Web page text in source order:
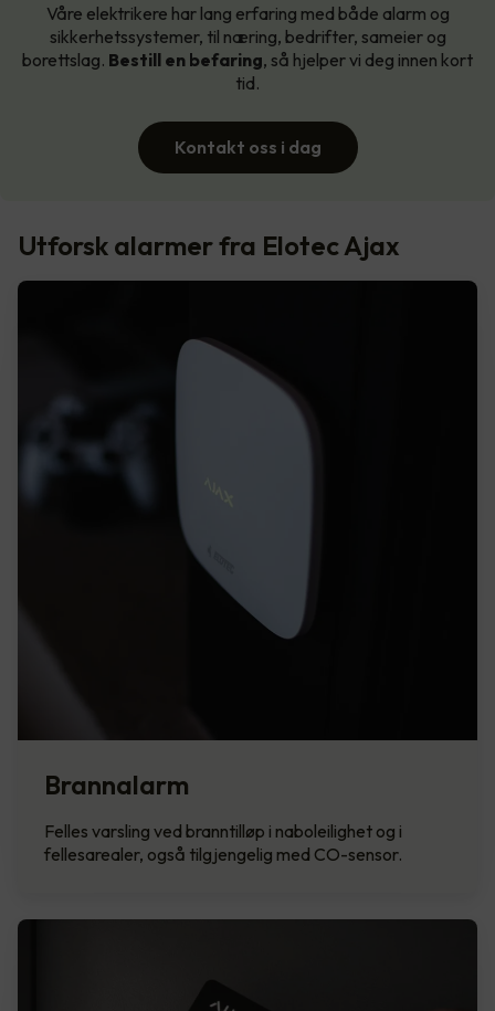
Våre elektrikere har lang erfaring med både alarm og
sikkerhetssystemer, til næring, bedrifter, sameier og
borettslag. Bestill en befaring, så hjelper vi deg innen kort
tid.
Kontakt oss i dag
Utforsk alarmer fra Elotec Ajax
Brannalarm
Felles varsling ved branntilløp i naboleilighet og i
fellesarealer, også tilgjengelig med CO-sensor.